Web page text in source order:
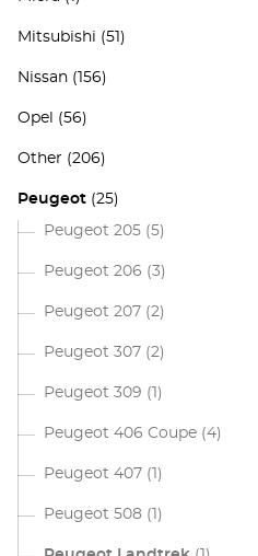
Mitsubishi (51)
Nissan (156)
Opel (56)
Other (206)
Peugeot (25)
Peugeot 205 (5)
Peugeot 206 (3)
Peugeot 207 (2)
Peugeot 307 (2)
Peugeot 309 (1)
Peugeot 406 Coupe (4)
Peugeot 407 (1)
Peugeot 508 (1)